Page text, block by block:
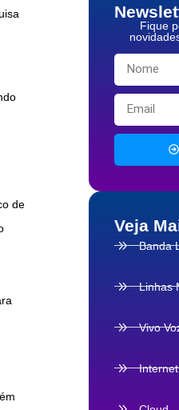
de
Fique
Veja
Banda
Linhas
Vivo